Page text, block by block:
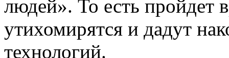
людей». То есть пройдет
утихомирятся и дадут
технологий.